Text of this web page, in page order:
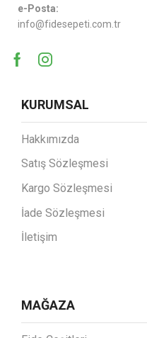
e-Posta:
info@fidesepeti.com.tr
KURUMSAL
Hakkımızda
Satış Sözleşmesi
Kargo Sözleşmesi
İade Sözleşmesi
İletişim
MAĞAZA